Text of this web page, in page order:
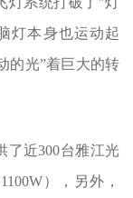
灯本身也运动起
的光”着巨大的转
了近300台雅江光
），另外，